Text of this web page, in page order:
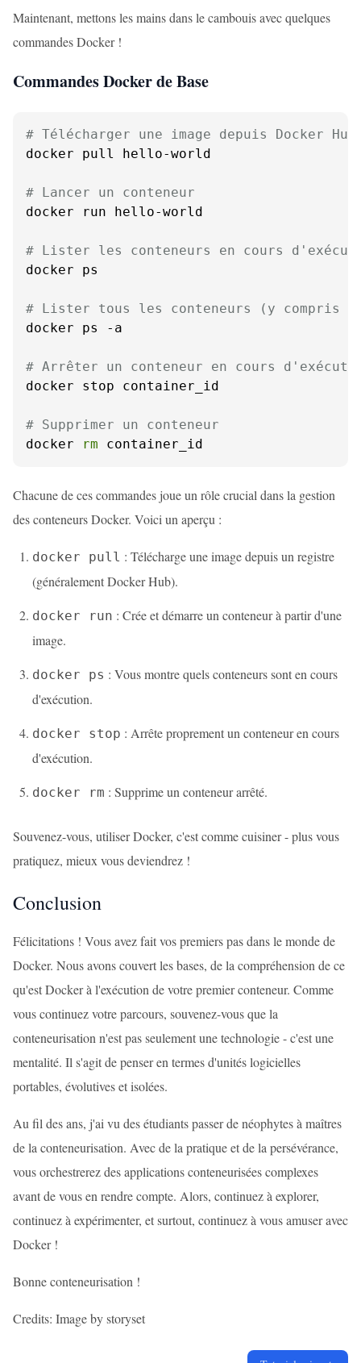
Maintenant, mettons les mains dans le cambouis avec quelques
commandes Docker !
Commandes Docker de Base
# Télécharger une image depuis Docker Hub
docker pull hello-world
# Lancer un conteneur
docker run hello-world
# Lister les conteneurs en cours
docker ps
# Lister tous les conteneurs (y compris
docker ps -a
# Arrêter un conteneur en cours
docker stop container_id
# Supprimer un conteneur
docker
rm container_id
Chacune de ces commandes joue un rôle crucial dans la gestion
des conteneurs Docker. Voici un aperçu :
docker pull : Télécharge une image depuis un registre
(généralement Docker Hub).
docker run : Crée et démarre un conteneur à partir d'une
image.
docker ps : Vous montre quels conteneurs sont en cours
d'exécution.
docker stop : Arrête proprement un conteneur en cours
d'exécution.
docker rm : Supprime un conteneur arrêté.
Souvenez-vous, utiliser Docker, c'est comme cuisiner - plus vous
pratiquez, mieux vous deviendrez !
Conclusion
Félicitations ! Vous avez fait vos premiers pas dans le monde de
Docker. Nous avons couvert les bases, de la compréhension de ce
qu'est Docker à l'exécution de votre premier conteneur. Comme
vous continuez votre parcours, souvenez-vous que la
conteneurisation n'est pas seulement une technologie - c'est une
mentalité. Il s'agit de penser en termes d'unités logicielles
portables, évolutives et isolées.
Au fil des ans, j'ai vu des étudiants passer de néophytes à maîtres
de la conteneurisation. Avec de la pratique et de la persévérance,
vous orchestrerez des applications conteneurisées complexes
avant de vous en rendre compte. Alors, continuez à explorer,
continuez à expérimenter, et surtout, continuez à vous amuser avec
Docker !
Bonne conteneurisation !
Credits: Image by storyset